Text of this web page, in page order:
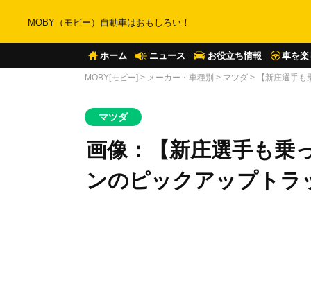
MOBY（モビー）自動車はおもしろい！
ホーム ニュース お役立ち情報 車を楽
MOBY[モビー] > メーカー・車種別 > マツダ > 【新庄選手
マツダ
画像：【新庄選手も乗
ンのピックアップトラ